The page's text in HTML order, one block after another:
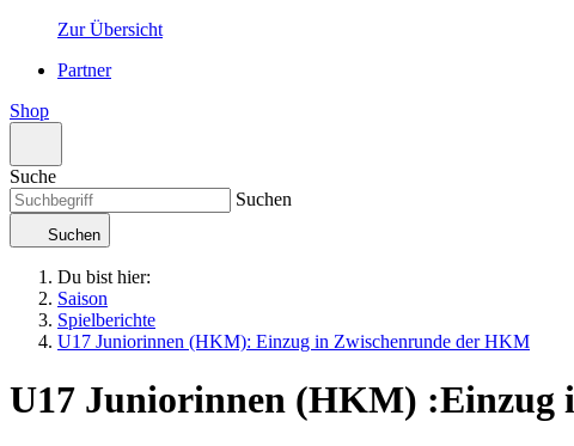
Zur Übersicht
Partner
Shop
Suche
Suchen
Suchen
Du bist hier:
Saison
Spielberichte
U17 Juniorinnen (HKM): Einzug in Zwischenrunde der HKM
U17 Juniorinnen (HKM) :Einzug